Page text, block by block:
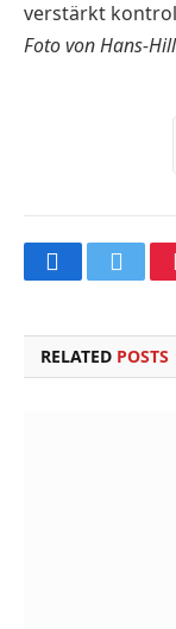
verstärkt
Foto von Hans-
Facebook
RELATED POSTS